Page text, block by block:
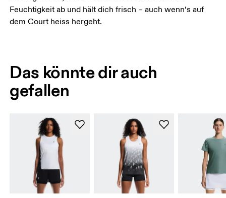
Feuchtigkeit ab und hält dich frisch – auch wenn‘s auf
dem Court heiss hergeht.
Das könnte dir auch
gefallen